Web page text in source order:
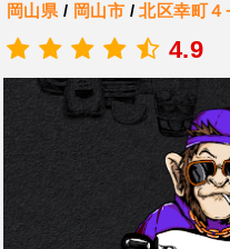
岡山県 / 岡山市 /北区幸町４
.
4.9